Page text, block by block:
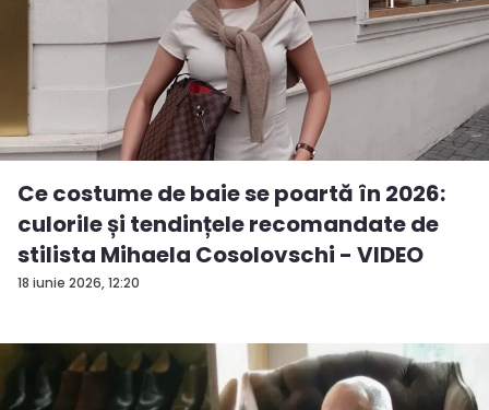
18 iunie 2026, 12:20
Ce costume de baie se poartă în 2026:
culorile și tendințele recomandate de
stilista Mihaela Cosolovschi - VIDEO